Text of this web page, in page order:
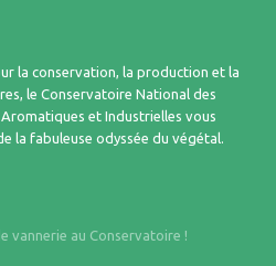
la conservation, la production et la
le Conservatoire National des
et Industrielles vous
la fabuleuse odyssée du végétal.
vannerie au Conservatoire !